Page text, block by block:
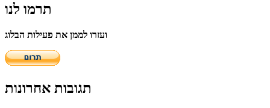
תרמו לנו
ועזרו לממן את פעילות הבלוג
תגובות אחרונות